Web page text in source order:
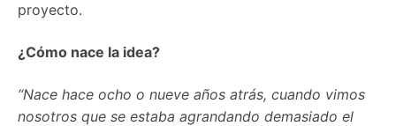
proyecto.
¿Cómo nace la idea?
“Nace hace ocho o nueve años atrás, cuando vimos
nosotros que se estaba agrandando demasiado el